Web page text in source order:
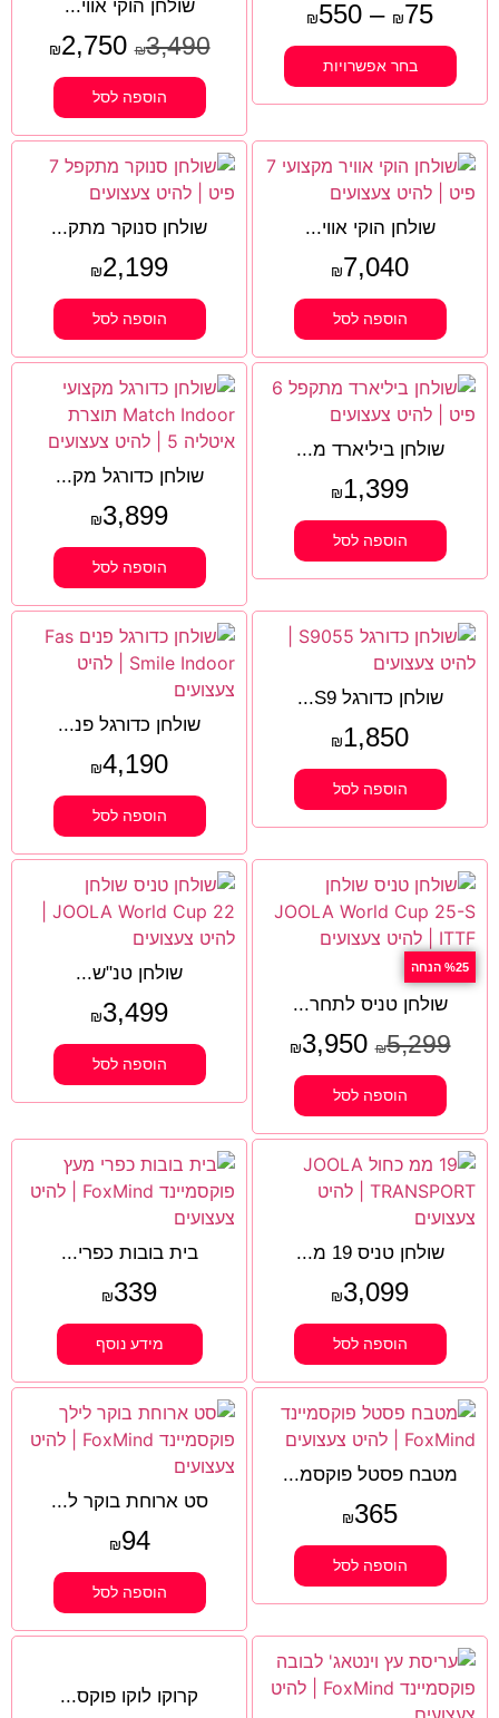
₪75
–
₪550
בחר אפשרויות
שולחן הוקי אווי...
₪3,490
₪2,750
הוספה לסל
שולחן הוקי אווי...
₪7,040
הוספה לסל
שולחן סנוקר מתק...
₪2,199
הוספה לסל
שולחן ביליארד מ...
₪1,399
הוספה לסל
שולחן כדורגל מק...
₪3,899
הוספה לסל
שולחן כדורגל S9...
₪1,850
הוספה לסל
שולחן כדורגל פנ...
₪4,190
הוספה לסל
%25 הנחה
שולחן טניס לתחר...
₪5,299
₪3,950
הוספה לסל
שולחן טנ"ש...
₪3,499
הוספה לסל
שולחן טניס 19 מ...
₪3,099
הוספה לסל
בית בובות כפרי...
₪339
מידע נוסף
מטבח פסטל פוקסמ...
₪365
הוספה לסל
סט ארוחת בוקר ל...
₪94
הוספה לסל
קרוקו לוקו פוקס...